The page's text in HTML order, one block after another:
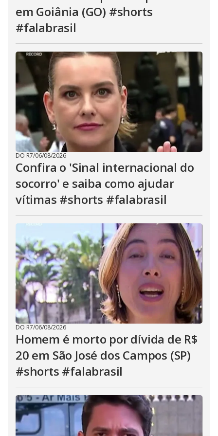
em Goiânia (GO) #shorts
#falabrasil
DO R7/06/08/2026
Confira o 'Sinal internacional do
socorro' e saiba como ajudar
vítimas #shorts #falabrasil
DO R7/06/08/2026
Homem é morto por dívida de R$
20 em São José dos Campos (SP)
#shorts #falabrasil